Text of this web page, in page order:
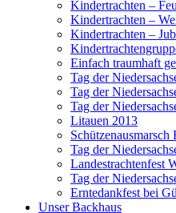
Kindertrachten –
Kindertrachten –
Kindertrachten –
Einfach traumhaft
Tag der
Tag der
Tag der
Litauen 2013
Tag der
Landestrachtenfest
Tag der
Erntedankfest bei
Unser Backhaus